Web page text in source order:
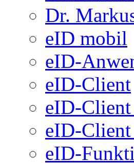
Dr.
eID mobil
eID-
eID-Client
eID-Client
eID-Client
eID-